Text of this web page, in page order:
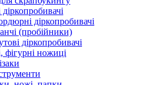
діркопробивачі
(пробійники)
діркопробивачі
фігурні ножиці